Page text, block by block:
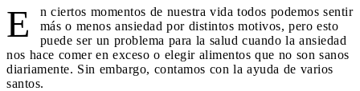
E
n ciertos momentos de nuestra vida todos podemos sentir
más o menos ansiedad por distintos motivos, pero esto
puede ser un problema para la salud cuando la ansiedad
nos hace comer en exceso o elegir alimentos que no son sanos
diariamente. Sin embargo, contamos con la ayuda de varios
santos.